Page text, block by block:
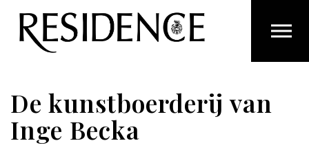
Overslaan en ga direct naar de inhoud
De kunstboerderij van
Inge Becka